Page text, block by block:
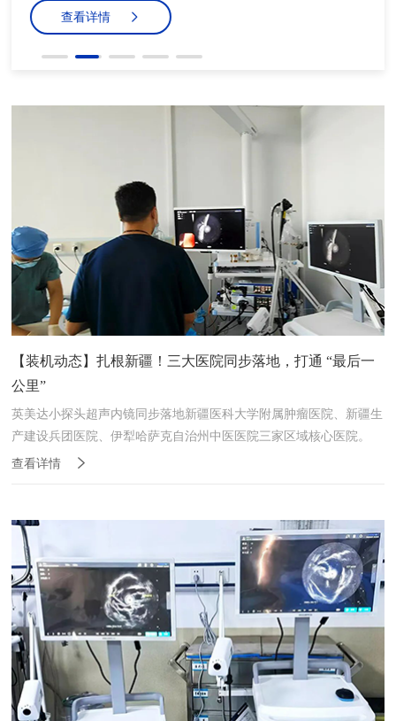
充。
查看详情
【装机动态】扎根新疆！三大医院同步落地，打通 “最后一
公里”
英美达小探头超声内镜同步落地新疆医科大学附属肿瘤医院、新疆生
产建设兵团医院、伊犁哈萨克自治州中医医院三家区域核心医院。
查看详情